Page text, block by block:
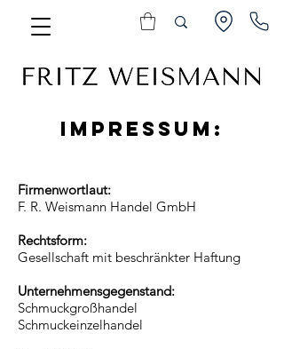
IMPRESSUM:
Firmenwortlaut:
F. R. Weismann Handel GmbH
Rechtsform:
Gesellschaft mit beschränkter Haftung
Unternehmensgegenstand:
Schmuckgroßhandel
Schmuckeinzelhandel